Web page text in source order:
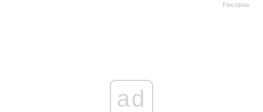
Реклама
ad